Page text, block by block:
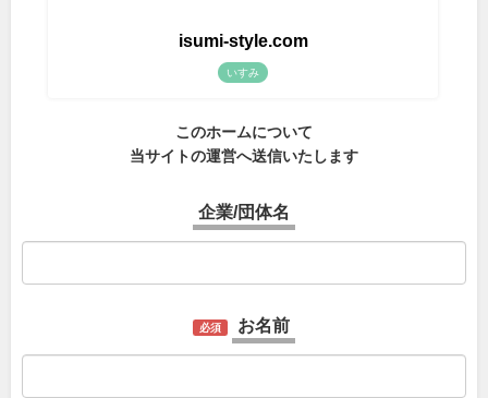
isumi-style.com
いすみ
このホームについて
当サイトの運営へ送信いたします
企業/団体名
必須 お名前